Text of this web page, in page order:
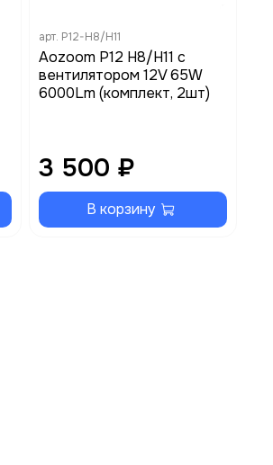
арт. P12-H8/H11
Aozoom P12 H8/H11 с
вентилятором 12V 65W
6000Lm (комплект, 2шт)
3 500 ₽
В корзину